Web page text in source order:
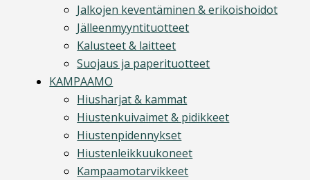
Jalkojen keventäminen & erikoishoidot
Jälleenmyyntituotteet
Kalusteet & laitteet
Suojaus ja paperituotteet
KAMPAAMO
Hiusharjat & kammat
Hiustenkuivaimet & pidikkeet
Hiustenpidennykset
Hiustenleikkuukoneet
Kampaamotarvikkeet